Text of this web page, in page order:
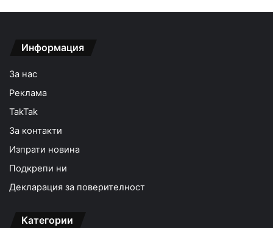
Информация
За нас
Реклама
TakTak
За контакти
Изпрати новина
Подкрепи ни
Декларация за поверителност
Категории